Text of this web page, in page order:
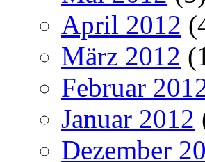
April 2012
März 2012
Februar
Januar 2012
Dezember